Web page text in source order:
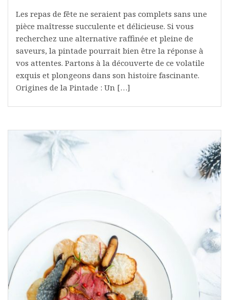
Les repas de fête ne seraient pas complets sans une
pièce maîtresse succulente et délicieuse. Si vous
recherchez une alternative raffinée et pleine de
saveurs, la pintade pourrait bien être la réponse à
vos attentes. Partons à la découverte de ce volatile
exquis et plongeons dans son histoire fascinante.
Origines de la Pintade : Un […]